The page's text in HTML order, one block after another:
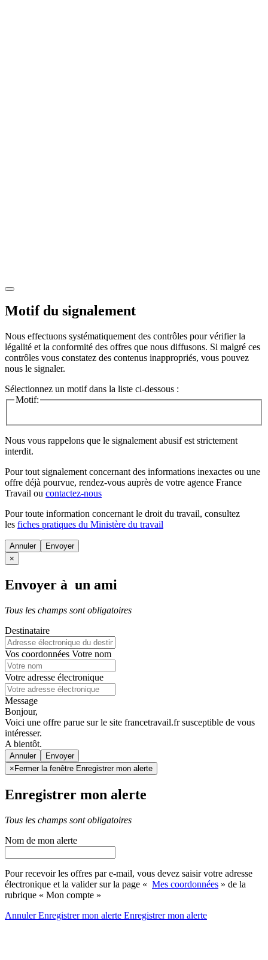
Motif du signalement
Nous effectuons systématiquement des contrôles pour vérifier la
légalité et la conformité des offres que nous diffusons. Si malgré ces
contrôles vous constatez des contenus inappropriés, vous pouvez
nous le signaler.
Sélectionnez un motif dans la liste ci-dessous :
Motif:
Nous vous rappelons que le signalement abusif est strictement
interdit.
Pour tout signalement concernant des informations inexactes ou une
offre déjà pourvue, rendez-vous auprès de votre agence France
Travail ou contactez-nous
Pour toute information concernant le droit du travail, consultez
les fiches pratiques du Ministère du travail
Annuler
×
Envoyer à un ami
Tous les champs sont obligatoires
Destinataire
Vos coordonnées Votre nom
Votre adresse électronique
Message
Bonjour,
Voici une offre parue sur le site francetravail.fr susceptible de vous
intéresser.
A bientôt.
Annuler
× Fermer la fenêtre Enregistrer mon alerte
Enregistrer mon alerte
Tous les champs sont obligatoires
Nom de mon alerte
Pour recevoir les offres par e-mail, vous devez saisir votre adresse
électronique et la valider sur la page « Mes coordonnées » de la
rubrique « Mon compte »
AnnulerEnregistrer mon alerte Enregistrermon alerte